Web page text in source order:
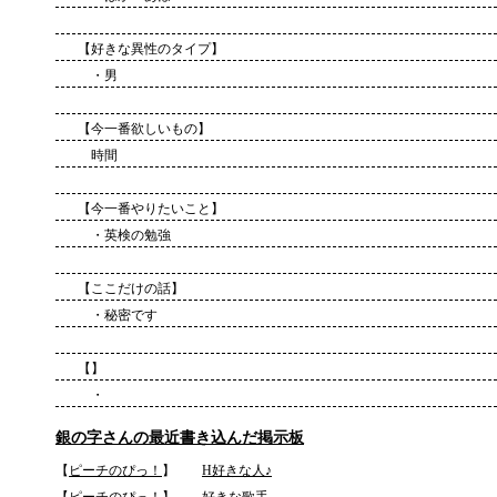
【好きな異性のタイプ】
・男
【今一番欲しいもの】
時
【今一番やりたいこと】
・英検の勉強
【ここだけの話】
・秘密です
【】
・
銀の字さんの最近書き込んだ掲示板
【 ピーチのぴっ！ 】 H好きな人♪